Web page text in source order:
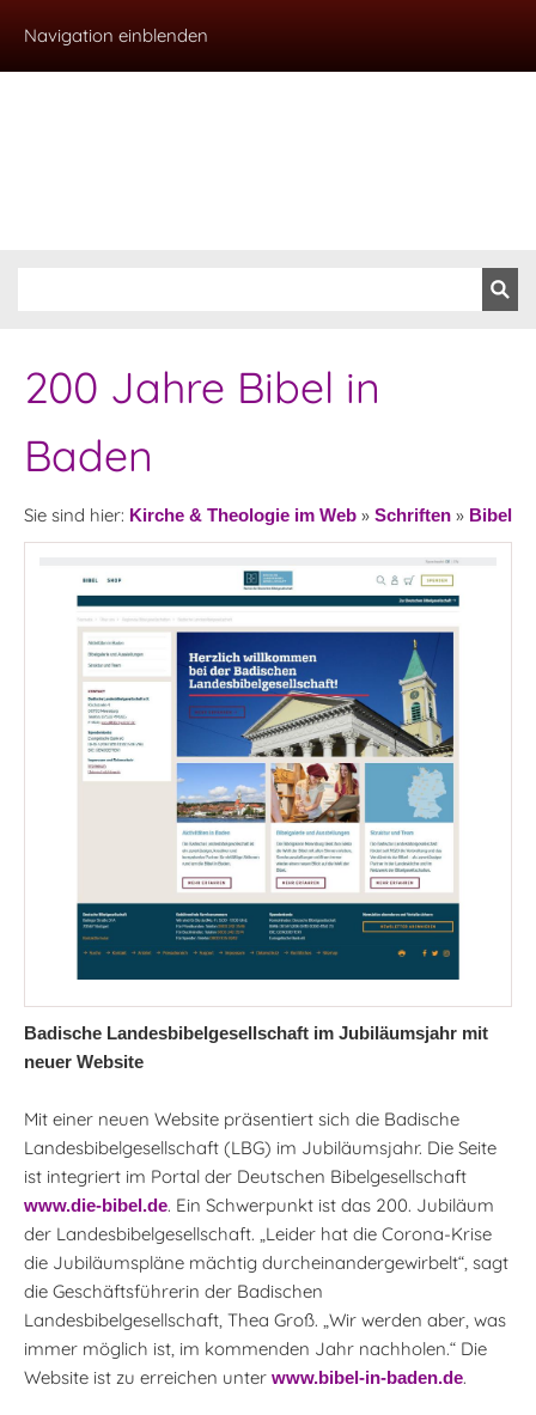
Navigation einblenden
200 Jahre Bibel in
Baden
Sie sind hier: Kirche & Theologie im Web » Schriften » Bibel
Badische Landesbibelgesellschaft im Jubiläumsjahr mit
neuer Website
Mit einer neuen Website präsentiert sich die Badische
Landesbibelgesellschaft (LBG) im Jubiläumsjahr. Die Seite
ist integriert im Portal der Deutschen Bibelgesellschaft
www.die-bibel.de. Ein Schwerpunkt ist das 200. Jubiläum
der Landesbibelgesellschaft. „Leider hat die Corona-Krise
die Jubiläumspläne mächtig durcheinandergewirbelt“, sagt
die Geschäftsführerin der Badischen
Landesbibelgesellschaft, Thea Groß. „Wir werden aber, was
immer möglich ist, im kommenden Jahr nachholen.“ Die
Website ist zu erreichen unter www.bibel-in-baden.de.